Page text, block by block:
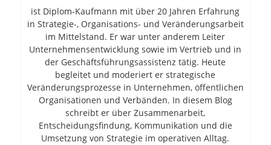
ist Diplom-Kaufmann mit über 20 Jahren Erfahrung
in Strategie-, Organisations- und Veränderungsarbeit
im Mittelstand. Er war unter anderem Leiter
Unternehmensentwicklung sowie im Vertrieb und in
der Geschäftsführungsassistenz tätig. Heute
begleitet und moderiert er strategische
Veränderungsprozesse in Unternehmen, öffentlichen
Organisationen und Verbänden. In diesem Blog
schreibt er über Zusammenarbeit,
Entscheidungsfindung, Kommunikation und die
Umsetzung von Strategie im operativen Alltag.